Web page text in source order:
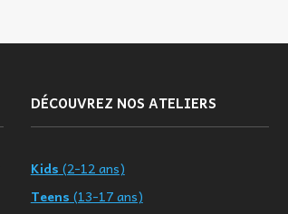
DÉCOUVREZ NOS ATELIERS
Kids (2-12 ans)
Teens (13-17 ans)